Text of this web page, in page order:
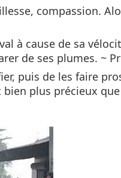
compassion.
à cause de sa
de ses plumes. ~
puis de les faire
plus précieux